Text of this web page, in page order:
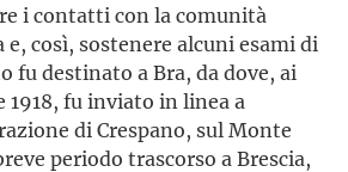
i contatti con la comunità
così, sostenere alcuni esami di
fu destinato a Bra, da dove, ai
fu inviato in linea a
di Crespano, sul Monte
periodo trascorso a Brescia,